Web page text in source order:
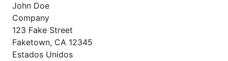
John Doe
Company
123 Fake Street
Faketown, CA 12345
Estados Unidos